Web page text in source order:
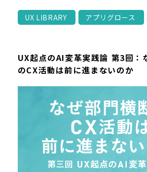
UX LIBRARY アプリグロース
UX起点のAI変革実践論 第3回：
のCX活動は前に進まないのか